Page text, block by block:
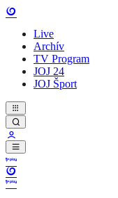
Live
Archív
TV Program
JOJ 24
JOJ Šport